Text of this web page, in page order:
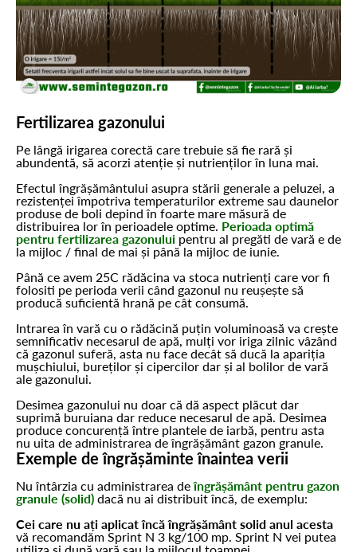
Fertilizarea gazonului
Pe lângă irigarea corectă care trebuie să fie rară și
abundentă, să acorzi atenție și nutrienților în luna mai.
Efectul îngrășământului asupra stării generale a peluzei, a
rezistenței împotriva temperaturilor extreme sau daunelor
produse de boli depind în foarte mare măsură de
distribuirea lor în perioadele optime. Perioada optimă
pentru fertilizarea gazonului pentru al pregăti de vară e de
la mijloc / final de mai și până la mijloc de iunie.
Până ce avem 25C rădăcina va stoca nutrienți care vor fi
folositi pe perioda verii când gazonul nu reușește să
producă suficientă hrană pe cât consumă.
Intrarea în vară cu o rădăcină puțin voluminoasă va crește
semnificativ necesarul de apă, mulți vor iriga zilnic vâzând
că gazonul suferă, asta nu face decât să ducă la apariția
mușchiului, bureților și cipercilor dar și al bolilor de vară
ale gazonului.
Desimea gazonului nu doar că dă aspect plăcut dar
suprimă buruiana dar reduce necesarul de apă. Desimea
produce concurență între plantele de iarbă, pentru asta
nu uita de administrarea de îngrășământ gazon granule.
Exemple de îngrășăminte înaintea verii
Nu întârzia cu administrarea deîngrășământ pentru gazon
granule (solid) dacă nu ai distribuit încă, de exemplu:
Cei care nu ați aplicat încă îngrășământ solid anul acesta
vă recomandăm Sprint N 3 kg/100 mp. Sprint N vei putea